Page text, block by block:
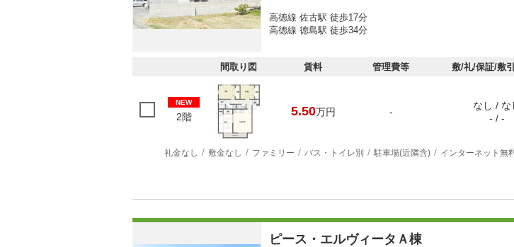
高徳線 佐古駅 徒歩17分
高徳線 徳島駅 徒歩34分
間取り図 賃料 管理費等 敷/礼/保証/敷
NEW
2階 5.50万円 -
なし / な
- / -
礼金なし 敷金なし ファミリー バス・トイレ別 駐車場(近隣含) インターネット無
ピース・エルヴィータＡ棟